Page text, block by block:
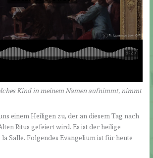
Kind in meinem Namen aufnimmt, nimmt
einem Heiligen zu, der an diesem Tag nach
Ritus gefeiert wird. Es ist der heilige
la Salle. Folgendes Evangelium ist für heute